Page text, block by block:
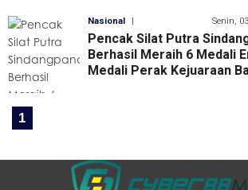
Nasional | Senin,
Pencak Silat Putra
Berhasil Meraih 6 Medali
Medali Perak Kejuaraan
1